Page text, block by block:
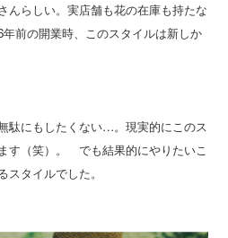
んらしい。実店舗も花の在庫も持たな
前の開業時、このスタイルは新しか
駄にもしたくない…。現実的にこのス
す（笑）。 でも結果的にやりたいこ
タイルでした。